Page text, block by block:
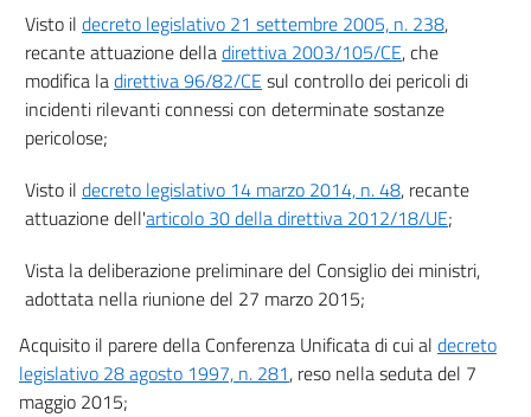
33
Allegati
Allegato 1
Allegato 1
Allegato 2
Allegato 2
Allegato 3
Allegato 3
Allegato 4
Allegato 4
Visto il decreto legislativo 21 settembre 2005, n. 238,
recante attuazione delladirettiva 2003/105/CE, che
modifica ladirettiva 96/82/CE sul controllo dei pericoli di
incidenti rilevanti connessi con determinate sostanze
pericolose;
Visto il decreto legislativo 14 marzo 2014, n. 48, recante
attuazione dell'articolo 30 della direttiva 2012/18/UE;
Vista la deliberazione preliminare del Consiglio dei ministri,
adottata nella riunione del 27 marzo 2015;
Acquisito il parere della Conferenza Unificata di cui al decreto
legislativo 28 agosto 1997, n. 281, reso nella seduta del 7
maggio 2015;